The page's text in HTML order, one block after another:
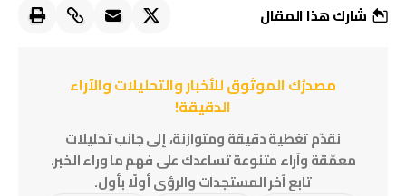
شارك هذا المقال
مصدرُك الموثوق للأخبار والتحليلات والآراء
الدقيقة!
نقدّم تغطية دقيقة ومتوازنة، إلى جانب تحليلات
معمّقة وآراء متنوعة تساعدك على فهم ما وراء الخبر.
تابع آخر المستجدات والرؤى أولًا بأول.